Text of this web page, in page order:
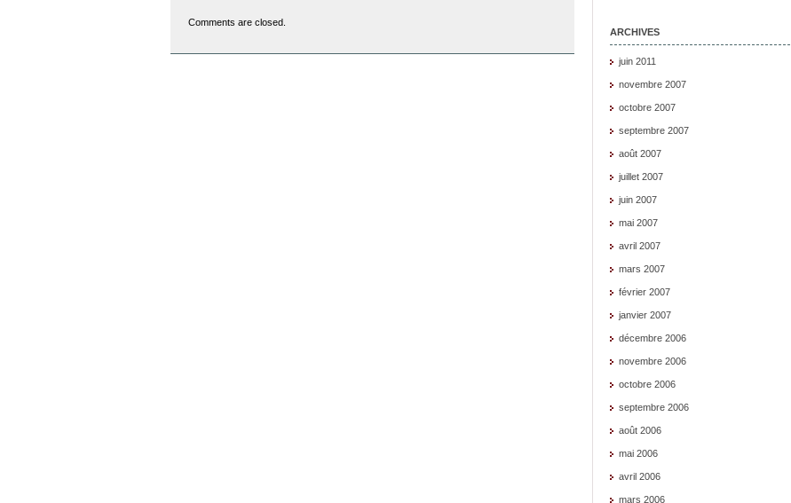
Comments are closed.
ARCHIVES
juin 2011
novembre 2007
octobre 2007
septembre 2007
août 2007
juillet 2007
juin 2007
mai 2007
avril 2007
mars 2007
février 2007
janvier 2007
décembre 2006
novembre 2006
octobre 2006
septembre 2006
août 2006
mai 2006
avril 2006
mars 2006